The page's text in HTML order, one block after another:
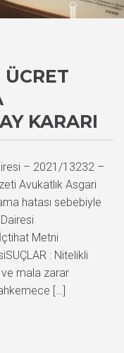
KARARI
– 2021/13232 –
Avukatlık Asgari
hatası sebebiyle
Metni
: Nitelikli
ve mala zarar
[…]